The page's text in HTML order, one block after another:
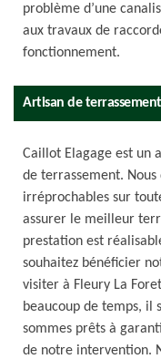
problème d’une
aux travaux de
fonctionnement.
Artisan de
Caillot Elagage est un
de terrassement. Nous
irréprochables sur
assurer le meilleur
prestation est
souhaitez bénéficier
visiter à Fleury La
beaucoup de temps, il
sommes prêts à
de notre intervention.